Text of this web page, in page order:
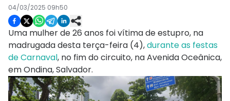
04/03/2025 09h50
Uma mulher de 26 anos foi vítima de estupro, na
madrugada desta terça-feira (4),durante as festas
de Carnaval, no fim do circuito, na Avenida Oceânica,
em Ondina, Salvador.